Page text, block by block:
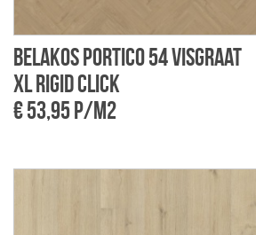
Belakos Portico 54 visgraat
XL rigid click
€ 53,95 p/m2